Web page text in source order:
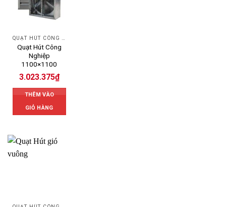
QUẠT HÚT CÔNG NGHIỆP
Quạt Hút Công
Nghiệp
1100×1100
3.023.375₫
THÊM VÀO
GIỎ HÀNG